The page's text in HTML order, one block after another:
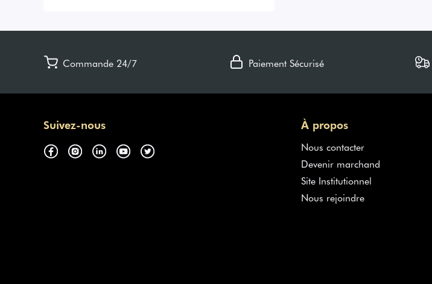
Commande 24/7 Paiement Sécurisé
Suivez-nous À propos
Nous contacter
Devenir marchand
Site Institutionnel
Nous rejoindre